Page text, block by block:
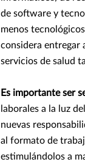
de software y
menos
considera entregar
servicios de salud
Es importante ser
laborales a la luz
nuevas
al formato de
estimulándolos a